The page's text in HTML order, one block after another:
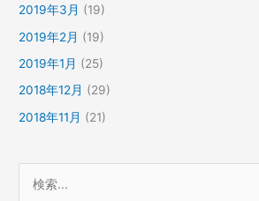
2019年3月 (19)
2019年2月 (19)
2019年1月 (25)
2018年12月 (29)
2018年11月 (21)